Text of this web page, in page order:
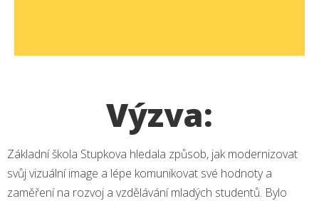
Výzva:
Základní škola Stupkova hledala způsob, jak modernizovat
svůj vizuální image a lépe komunikovat své hodnoty a
zaměření na rozvoj a vzdělávání mladých studentů. Bylo